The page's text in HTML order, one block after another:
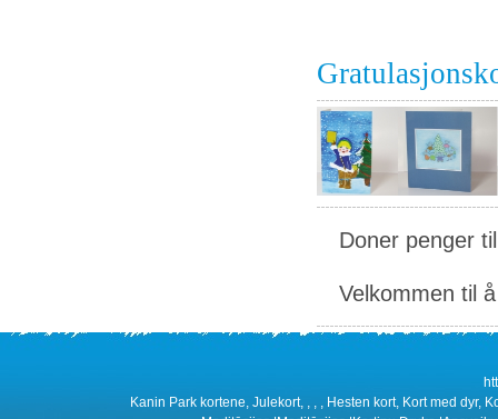
Doner penger
Velkommen til
Kanin Park kortene, Julekort, , , , Hesten kort, Kort med dyr,